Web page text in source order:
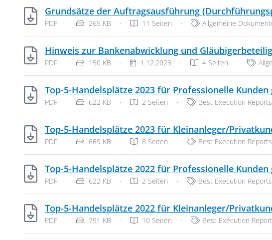
Grundsätze der Auftragsausführung
Dateityp: PDF-Dokument
PDF · Dateigröße:
265 KB · 11 Seiten · Kategorien:
Allgemeine
Hinweis zur Bankenabwicklung und
Dateityp: PDF-Dokument
PDF · Dateigröße:
150 KB · Veröffentlichungsdatum:
1.12.2023 · 4 Seiten ·
Top-5-Handelsplätze 2023 für Professionelle Kunden
Dateityp: PDF-Dokument
PDF · Dateigröße:
622 KB · 2 Seiten · Kategorien:
Best Execution Reports
Top-5-Handelsplätze 2023 für Kleinanleger/
Dateityp: PDF-Dokument
PDF · Dateigröße:
669 KB · 8 Seiten · Kategorien:
Best Execution Reports
Top-5-Handelsplätze 2022 für Professionelle Kunden
Dateityp: PDF-Dokument
PDF · Dateigröße:
622 KB · 2 Seiten · Kategorien:
Best Execution Reports
Top-5-Handelsplätze 2022 für Kleinanleger/
Dateityp: PDF-Dokument
PDF · Dateigröße:
791 KB · 10 Seiten · Kategorien:
Best Execution